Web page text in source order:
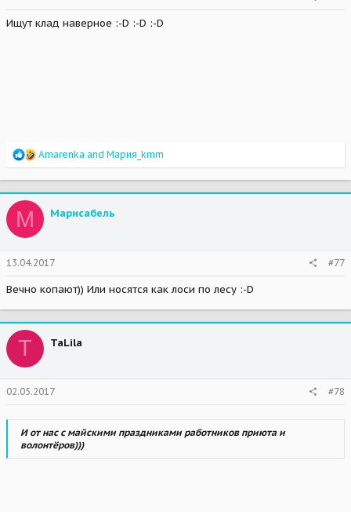
Ищут клад наверное :-D :-D :-D
R
a
c
t
o
s
:
Amarenka and Мария_kmm
М Марисабель
13.04.2017 #77
Вечно копают)) Или носятся как лоси по лесу :-D
T TaLila
02.05.2017 #78
И от нас с майскими праздниками работников приюта и
волонтёров)))